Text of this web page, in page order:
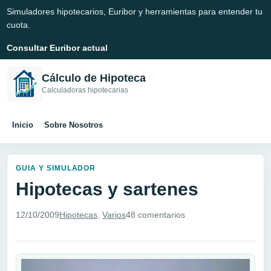
Simuladores hipotecarios, Euribor y herramientas para entender tu
cuota.
Consultar Euribor actual
Cálculo de Hipoteca
Calculadoras hipotecarias
Inicio Sobre Nosotros
GUIA Y SIMULADOR
Hipotecas y sartenes
12/10/2009Hipotecas Varios48 comentarios